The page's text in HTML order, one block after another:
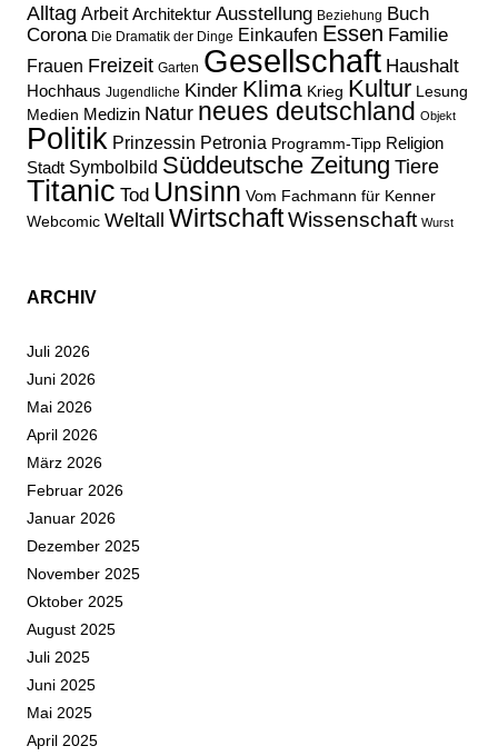
Alltag Arbeit Architektur Ausstellung Beziehung Buch
Corona Die Dramatik der Dinge Einkaufen Essen Familie
Frauen Freizeit Garten Gesellschaft Haushalt
Hochhaus Jugendliche Kinder Klima Krieg Kultur Lesung
Medien Medizin Natur neues deutschland Objekt
Politik Prinzessin Petronia Programm-Tipp Religion
Stadt Symbolbild Süddeutsche Zeitung Tiere
Titanic Tod Unsinn Vom Fachmann für Kenner
Webcomic Weltall WirtschaftWissenschaft Wurst
ARCHIV
Juli 2026
Juni 2026
Mai 2026
April 2026
März 2026
Februar 2026
Januar 2026
Dezember 2025
November 2025
Oktober 2025
August 2025
Juli 2025
Juni 2025
Mai 2025
April 2025